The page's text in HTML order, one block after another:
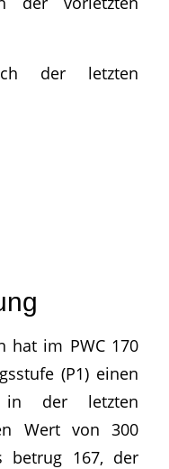
der letzten
hat im PWC 170
(P1) einen
der letzten
Wert von 300
betrug 167, der